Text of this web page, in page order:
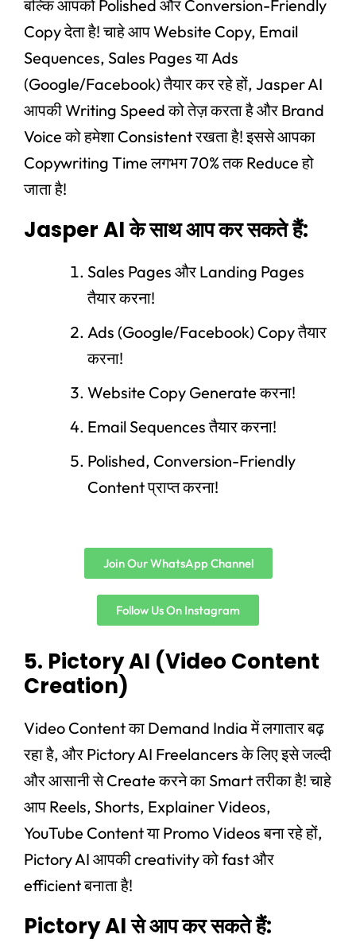
बल्कि आपको Polished और Conversion-Friendly
Copy देता है! चाहे आप Website Copy, Email
Sequences, Sales Pages या Ads
(Google/Facebook) तैयार कर रहे हों, Jasper AI
आपकी Writing Speed को तेज़ करता है और Brand
Voice को हमेशा Consistent रखता है! इससे आपका
Copywriting Time लगभग 70% तक Reduce हो
जाता है!
Jasper AI के साथ आप कर सकते हैं:
Sales Pages और Landing Pages
तैयार करना!
Ads (Google/Facebook) Copy तैयार
करना!
Website Copy Generate करना!
Email Sequences तैयार करना!
Polished, Conversion-Friendly
Content प्राप्त करना!
Join Our WhatsApp Channel
Follow Us On Instagram
5. Pictory AI (Video Content
Creation)
Video Content का Demand India में लगातार बढ़
रहा है, और Pictory AI Freelancers के लिए इसे जल्दी
और आसानी से Create करने का Smart तरीका है! चाहे
आप Reels, Shorts, Explainer Videos,
YouTube Content या Promo Videos बना रहे हों,
Pictory AI आपकी creativity को fast और
efficient बनाता है!
Pictory AI से आप कर सकते हैं: